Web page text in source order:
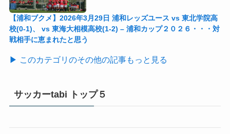
【浦和ブクメ】2026年3月29日 浦和レッズユース vs 東北学院高
校(0-1)、 vs 東海大相模高校(1-2) – 浦和カップ２０２６・・・対
戦相手に恵まれたと思う
▶ このカテゴリのその他の記事もっと見る
サッカーtabi トップ５